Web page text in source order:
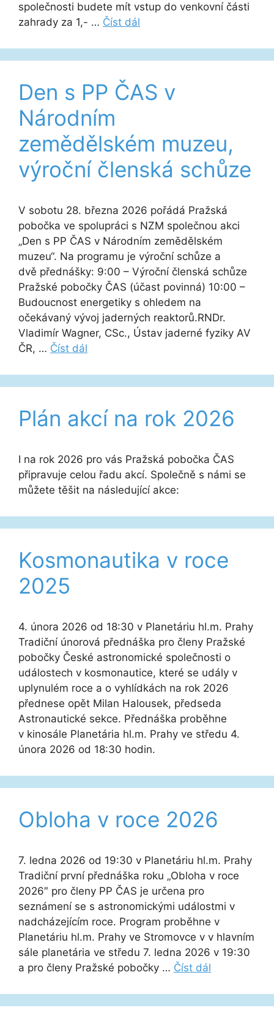
společnosti budete mít vstup do venkovní části
zahrady za 1,- … Číst dál
Den s PP ČAS v
Národním
zemědělském muzeu,
výroční členská schůze
V sobotu 28. března 2026 pořádá Pražská
pobočka ve spolupráci s NZM společnou akci
„Den s PP ČAS v Národním zemědělském
muzeu“. Na programu je výroční schůze a
dvě přednášky: 9:00 – Výroční členská schůze
Pražské pobočky ČAS (účast povinná) 10:00 –
Budoucnost energetiky s ohledem na
očekávaný vývoj jaderných reaktorů.RNDr.
Vladimír Wagner, CSc., Ústav jaderné fyziky AV
ČR, … Číst dál
Plán akcí na rok 2026
I na rok 2026 pro vás Pražská pobočka ČAS
připravuje celou řadu akcí. Společně s námi se
můžete těšit na následující akce:
Kosmonautika v roce
2025
4. února 2026 od 18:30 v Planetáriu hl.m. Prahy
Tradiční únorová přednáška pro členy Pražské
pobočky České astronomické společnosti o
událostech v kosmonautice, které se udály v
uplynulém roce a o vyhlídkách na rok 2026
přednese opět Milan Halousek, předseda
Astronautické sekce. Přednáška proběhne
v kinosále Planetária hl.m. Prahy ve středu 4.
února 2026 od 18:30 hodin.
Obloha v roce 2026
7. ledna 2026 od 19:30 v Planetáriu hl.m. Prahy
Tradiční první přednáška roku „Obloha v roce
2026″ pro členy PP ČAS je určena pro
seznámení se s astronomickými událostmi v
nadcházejícím roce. Program proběhne v
Planetáriu hl.m. Prahy ve Stromovce v v hlavním
sále planetária ve středu 7. ledna 2026 v 19:30
a pro členy Pražské pobočky … Číst dál